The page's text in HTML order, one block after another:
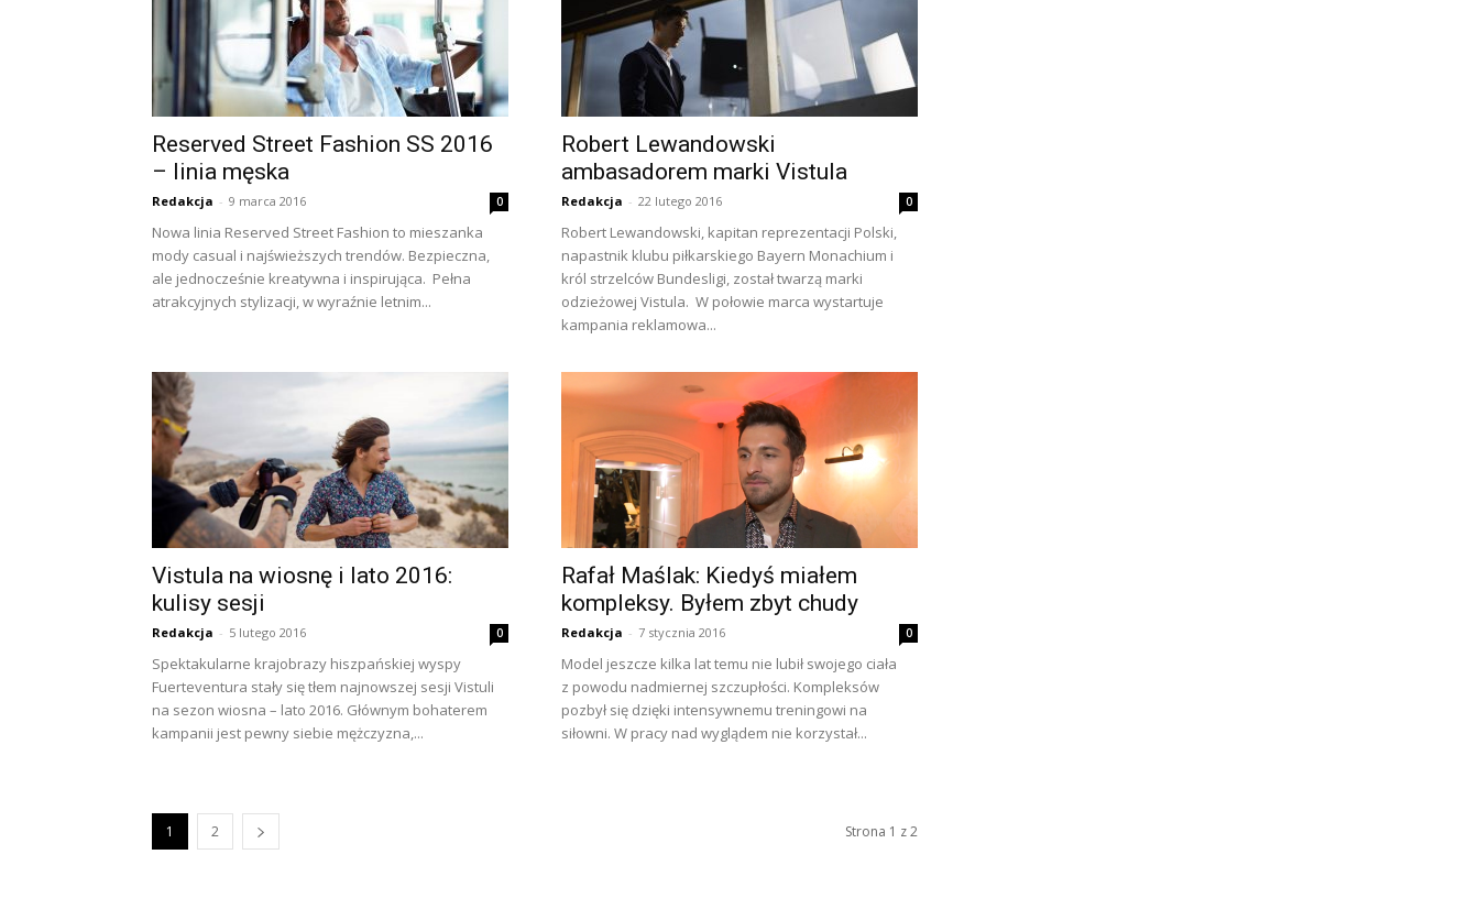
Reserved Street Fashion SS 2016
– linia męska
Redakcja - 9 marca 2016 0
Nowa linia Reserved Street Fashion to mieszanka
mody casual i najświeższych trendów. Bezpieczna,
ale jednocześnie kreatywna i inspirująca. Pełna
atrakcyjnych stylizacji, w wyraźnie letnim...
Robert Lewandowski
ambasadorem marki Vistula
Redakcja - 22 lutego 2016 0
Robert Lewandowski, kapitan reprezentacji Polski,
napastnik klubu piłkarskiego Bayern Monachium i
król strzelców Bundesligi, został twarzą marki
odzieżowej Vistula. W połowie marca wystartuje
kampania reklamowa...
Vistula na wiosnę i lato 2016:
kulisy sesji
Redakcja - 5 lutego 2016 0
Spektakularne krajobrazy hiszpańskiej wyspy
Fuerteventura stały się tłem najnowszej sesji Vistuli
na sezon wiosna – lato 2016. Głównym bohaterem
kampanii jest pewny siebie mężczyzna,...
Rafał Maślak: Kiedyś miałem
kompleksy. Byłem zbyt chudy
Redakcja - 7 stycznia 2016 0
Model jeszcze kilka lat temu nie lubił swojego ciała
z powodu nadmiernej szczupłości. Kompleksów
pozbył się dzięki intensywnemu treningowi na
siłowni. W pracy nad wyglądem nie korzystał...
1 2 Strona 1 z 2